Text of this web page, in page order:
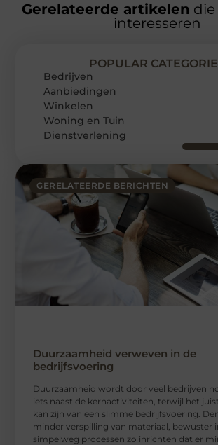
Gerelateerde artikelen
interesseren
GERELATEERDE BERICHTEN
Duurzaamheid verweven in de
bedrijfsvoering
Duurzaamheid wordt door veel bedrijven
iets naast de kernactiviteiten, terwijl het
kan zijn van een slimme bedrijfsvoering.
minder verspilling van materiaal, bewuster
simpelweg processen zo inrichten dat er
POPULAR
Bedrijven
Aanbiedingen
Winkelen
Woning en Tuin
Dienstverlening